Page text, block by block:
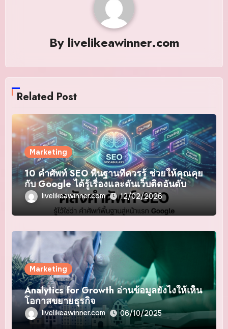
By livelikeawinner.com
Related Post
Marketing
10 คำศัพท์ SEO พื้นฐานที่ควรรู้ ช่วยให้คุณคุย
กับ Google ได้รู้เรื่องและดันเว็บติดอันดับ
livelikeawinner.com 12/02/2026
Marketing
Analytics for Growth อ่านข้อมูลยังไงให้เห็น
โอกาสขยายธุรกิจ
livelikeawinner.com 06/10/2025